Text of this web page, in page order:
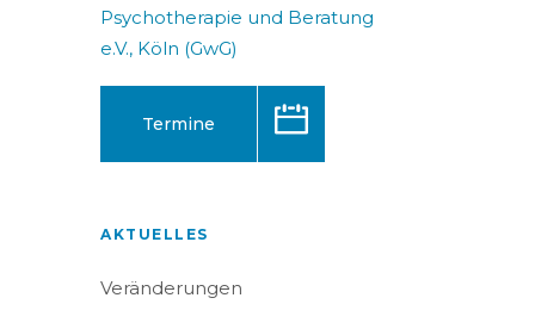
Psychotherapie und Beratung
e.V., Köln (GwG)
Termine
AKTUELLES
Veränderungen